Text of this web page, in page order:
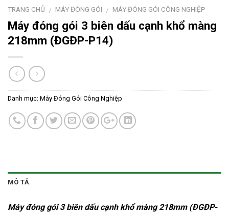
TRANG CHỦ / MÁY ĐÓNG GÓI / MÁY ĐÓNG GÓI CÔNG NGHIỆP
Máy đóng gói 3 biên dấu cạnh khổ màng
218mm (ĐGĐP-P14)
Danh mục: Máy Đóng Gói Công Nghiệp
MÔ TẢ
Máy đóng gói 3 biên dấu cạnh khổ màng 218mm (ĐGĐP-